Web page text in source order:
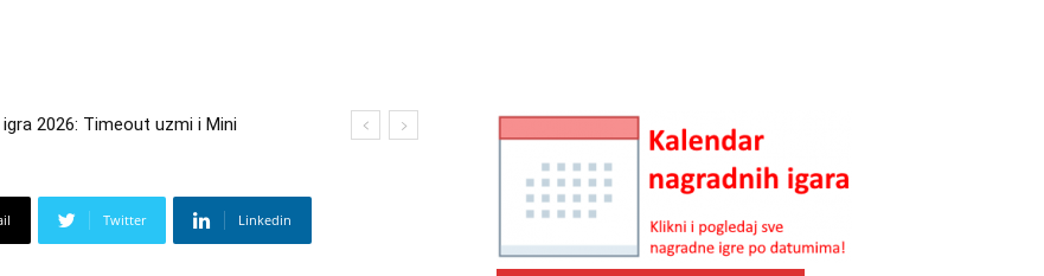
2026: Timeout uzmi i Mini
Kupi bilo što i osvoji putovanje
Twitter Linkedin